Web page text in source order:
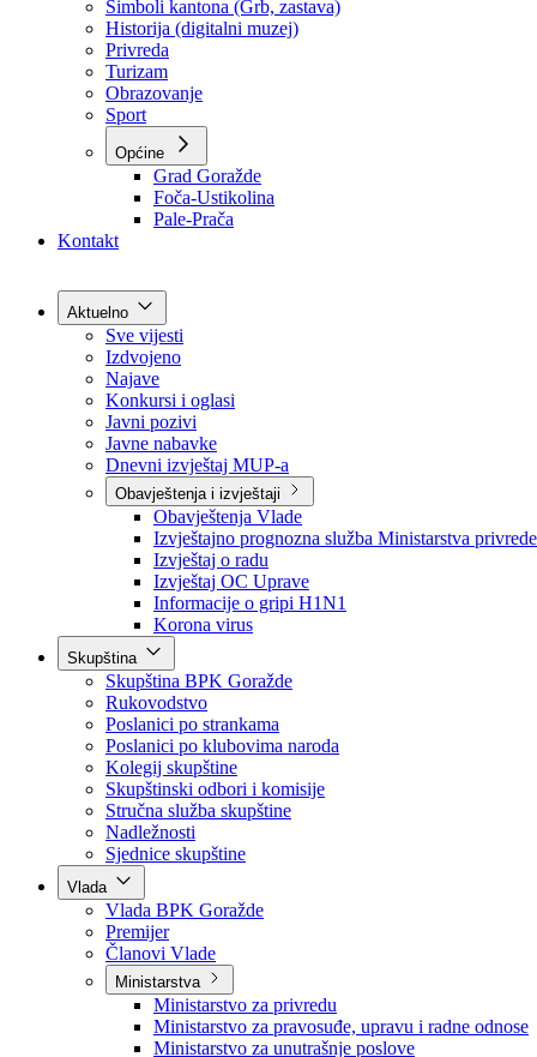
O kantonu
O kantonu
Simboli kantona (Grb, zastava)
Historija (digitalni muzej)
Privreda
Turizam
Obrazovanje
Sport
Općine
Kontakt
Aktuelno
Sve vijesti
Izdvojeno
Najave
Konkursi i oglasi
Javni pozivi
Javne nabavke
Dnevni izvještaj MUP-a
Obavještenja i izvještaji
Obavještenja Vlade
Izvještajno prognozna služba Ministarstva privrede
Izvještaj o radu
Izvještaj OC Uprave
Informacije o gripi H1N1
Korona virus
Skupština
Skupština BPK Goražde
Rukovodstvo
Poslanici po strankama
Poslanici po klubovima naroda
Kolegij skupštine
Skupštinski odbori i komisije
Stručna služba skupštine
Nadležnosti
Sjednice skupštine
Vlada
Vlada BPK Goražde
Premijer
Članovi Vlade
Ministarstva